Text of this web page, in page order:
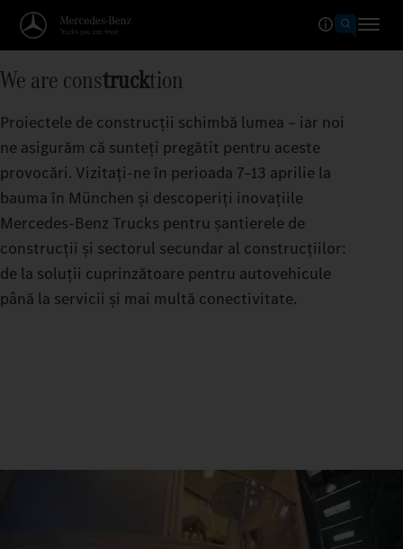
We are construcktion
Proiectele de construcții schimbă lumea – iar noi
ne asigurăm că sunteți pregătit pentru aceste
provocări. Vizitați-ne în perioada 7–13 aprilie la
bauma în München și descoperiți inovațiile
Mercedes‑Benz Trucks pentru șantierele de
construcții și sectorul secundar al construcțiilor:
de la soluții cuprinzătoare pentru autovehicule
până la servicii și mai multă conectivitate.